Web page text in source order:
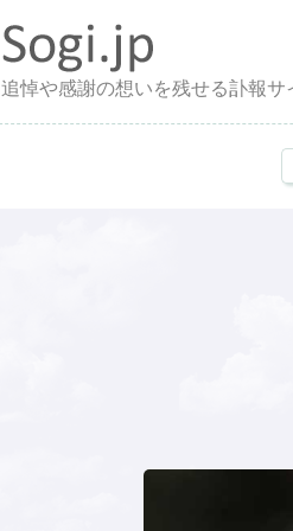
追悼や感謝の想いを残せる訃報サ